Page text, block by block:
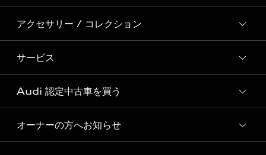
Audi Sport
Formula 1®
デジタルサービス
新車在庫検索
試乗車・展示車検索
見積り依頼
試乗予約
モデル一覧
特別仕様モデル / 限定モデル
e-tronラインアップ
価格シミュレーション
車両比較
アクセサリー / コレクション
純正アクセサリー
オンラインショップ
Audi collection
アウディナビアプリ
サービス
サービス入庫予約
サービスプログラム
メンテナンス
Audi 認定中古車を買う
Audi認定中古車
オーナーの方へお知らせ